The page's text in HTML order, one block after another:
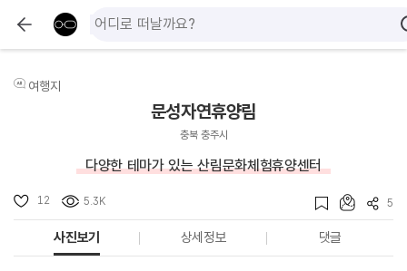
여행지
문성자연휴양림
충북 충주시
다양한 테마가 있는 산림문화체험휴양센터
12 5.3K 5
사진보기 상세정보 댓글